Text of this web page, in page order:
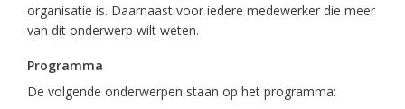
organisatie is. Daarnaast voor iedere medewerker die meer
van dit onderwerp wilt weten.
Programma
De volgende onderwerpen staan op het programma: